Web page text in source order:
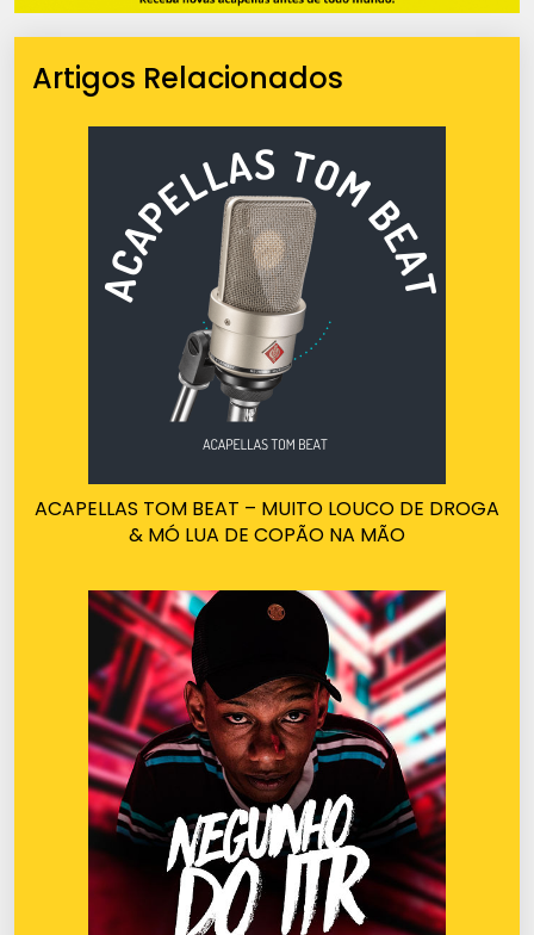
Artigos Relacionados
ACAPELLAS TOM BEAT – MUITO LOUCO DE DROGA
& MÓ LUA DE COPÃO NA MÃO